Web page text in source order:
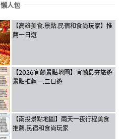
懶人包
【高雄美食.景點.民宿和食尚玩家】推
薦一日遊
【2026宜蘭景點地圖】宜蘭最夯旅遊
景點推薦一.二日遊
【南投景點地圖】兩天一夜行程美食
推薦.民宿和食尚玩家